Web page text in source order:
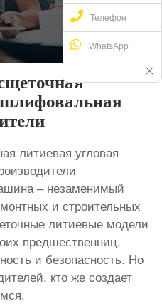
литиевая угловая
– незаменимый
и строительных
литиевые модели
предшественниц,
и безопасность. Но
кто же создает
Телефон
WhatsApp